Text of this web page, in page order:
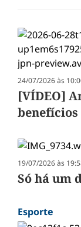
24/07/2026 às
[VÍDEO]
benefícios
19/07/2026 às
Só há um
Esporte